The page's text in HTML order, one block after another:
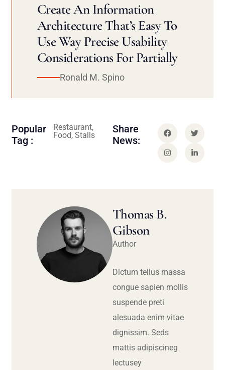
Create An Information
Architecture That’s Easy To
Use Way Precise Usability
Considerations For Partially
Ronald M. Spino
Popular
Tag :
Restaurant,
Food, Stalls
Share
News:
Thomas B.
Gibson
Author
Dictum tellus massa
congue sapien mollis
suspende preti
alesuada enim vitae
dignissim. Seds
mattis adipiscineg
lectusey